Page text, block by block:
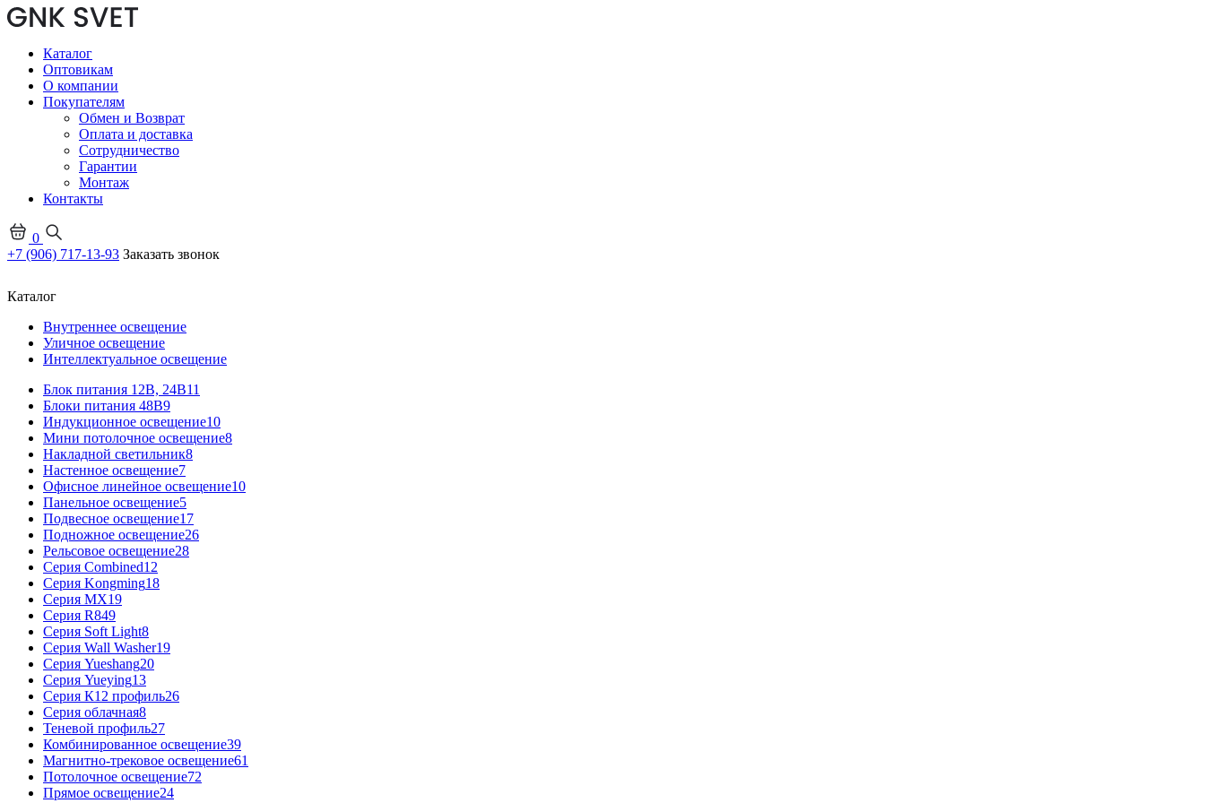
Каталог
Оптовикам
О компании
Покупателям
Обмен и Возврат
Оплата и доставка
Сотрудничество
Гарантии
Монтаж
Контакты
0
+7 (906) 717-13-93 Заказать звонок
Каталог
Внутреннее освещение
Уличное освещение
Интеллектуальное освещение
Блок питания 12В, 24В11
Блоки питания 48В9
Индукционное освещение10
Мини потолочное освещение8
Накладной светильник8
Настенное освещение7
Офисное линейное освещение10
Панельное освещение5
Подвесное освещение17
Подножное освещение26
Рельсовое освещение28
Серия Combined12
Серия Kongming18
Серия MX19
Серия R849
Серия Soft Light8
Серия Wall Washer19
Серия Yueshang20
Серия Yueying13
Серия К12 профиль26
Серия облачная8
Теневой профиль27
Комбинированное освещение39
Магнитно-трековое освещение61
Потолочное освещение72
Прямое освещение24